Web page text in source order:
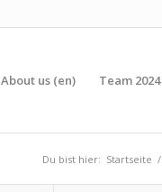
About us (en) Team 2024
Du bist hier: Startseite /